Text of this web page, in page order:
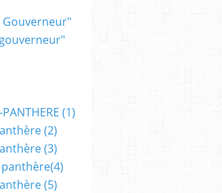
Gouverneur"
(1)
(2)
(3)
panthère(4)
(5)